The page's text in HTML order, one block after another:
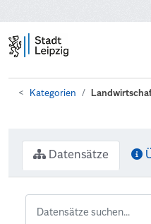
Kategorien
Datensätze